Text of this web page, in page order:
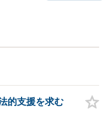
まからの
的支援を求む